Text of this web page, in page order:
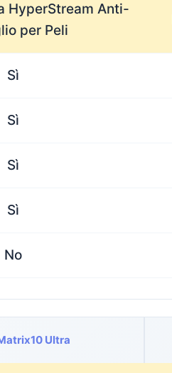
HyperStream Anti-
per Peli
Sì
Sì
Sì
Sì
No
Ultra